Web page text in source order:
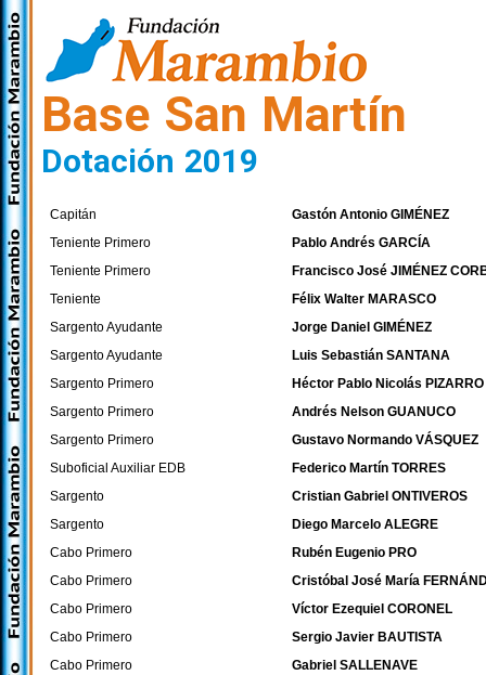
Base San Martín
Dotación 2019
Capitán
Gastón Antonio GIMÉNEZ
Teniente Primero
Pablo Andrés GARCÍA
Teniente Primero
Francisco José JIMÉNEZ
Teniente
Félix Walter MARASCO
Sargento Ayudante
Jorge Daniel GIMÉNEZ
Sargento Ayudante
Luis Sebastián SANTANA
Sargento Primero
Héctor Pablo Nicolás PIZARRO
Sargento Primero
Andrés Nelson GUANUCO
Sargento Primero
Gustavo Normando VÁSQUEZ
Suboficial Auxiliar EDB
Federico Martín TORRES
Sargento
Cristian Gabriel ONTIVEROS
Sargento
Diego Marcelo ALEGRE
Cabo Primero
Rubén Eugenio PRO
Cabo Primero
Cristóbal José María
Cabo Primero
Víctor Ezequiel CORONEL
Cabo Primero
Sergio Javier BAUTISTA
Cabo Primero
Gabriel SALLENAVE